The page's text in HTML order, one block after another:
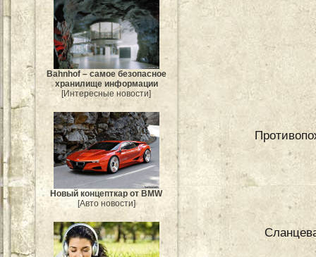
Bahnhof – самое безопасное
хранилище информации
[Интересные новости]
Новый концепткар от BMW
[Авто новости]